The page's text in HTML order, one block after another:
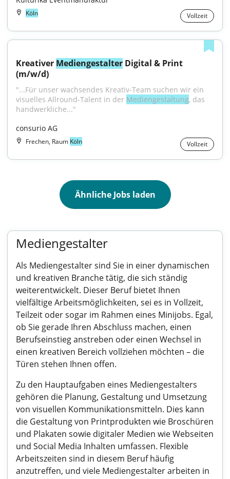
Köln Vollzeit
Kreativer Mediengestalter Digital & Print
(m/w/d)
"...Für unser wachsendes Kreativ-Team suchen wir ein
visuelles Allround-Talent in der Mediengestaltung, das
handwerkliche..."
consurio AG
Frechen, Raum Köln Vollzeit
Ähnliche Jobs laden
Mediengestalter
Als Mediengestalter sind Sie in einer dynamischen
und kreativen Branche tätig, die sich ständig
weiterentwickelt. Dieser Beruf bietet Ihnen
vielfältige Arbeitsmöglichkeiten, sei es in Vollzeit,
Teilzeit oder sogar im Rahmen eines Minijobs. Egal,
ob Sie gerade Ihren Abschluss machen, einen
Berufseinstieg anstreben oder einen Wechsel in
einen kreativen Bereich vollziehen möchten – die
Türen stehen Ihnen offen.
Zu den Hauptaufgaben eines Mediengestalters
gehören die Planung, Gestaltung und Umsetzung
von visuellen Kommunikationsmitteln. Dies kann
die Gestaltung von Printprodukten wie Broschüren
und Plakaten sowie digitaler Medien wie Webseiten
und Social Media Inhalten umfassen. Flexible
Arbeitszeiten sind in diesem Beruf häufig
anzutreffen, und viele Mediengestalter arbeiten in